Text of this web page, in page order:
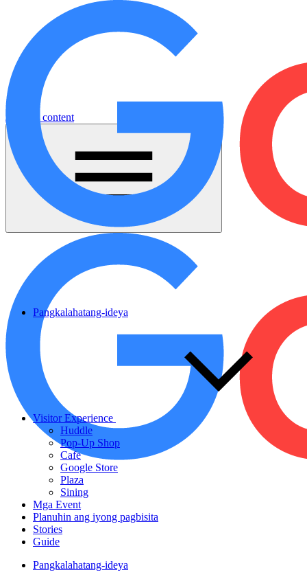
Jump to content
Pangkalahatang-ideya
Visitor Experience
Huddle
Pop-Up Shop
Cafe
Google Store
Plaza
Sining
Mga Event
Planuhin ang iyong pagbisita
Stories
Guide
Pangkalahatang-ideya